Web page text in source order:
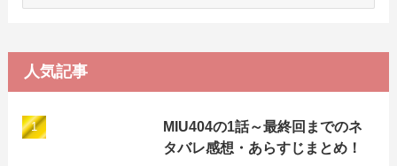
ブ
人気記事
MIU404の1話～最終回までのネ
タバレ感想・あらすじまとめ！